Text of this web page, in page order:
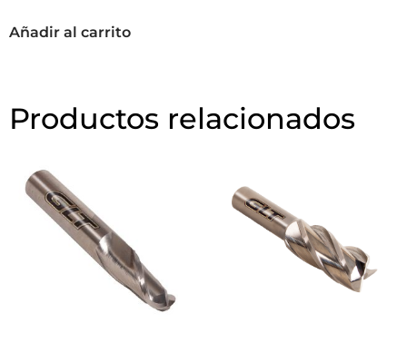
Añadir al carrito
Productos relacionados